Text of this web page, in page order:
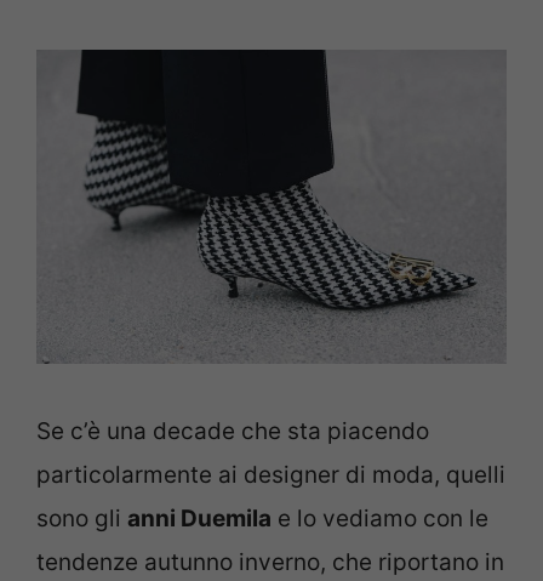
Se c’è una decade che sta piacendo
particolarmente ai designer di moda, quelli
sono gli anni Duemila e lo vediamo con le
tendenze autunno inverno, che riportano in